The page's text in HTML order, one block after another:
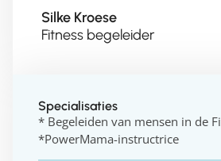
Specialisaties
* Begeleiden van mensen in de
*PowerMama-instructrice
Silke Kroese
Fitness begeleider